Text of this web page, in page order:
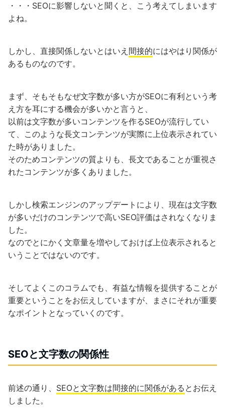
・・・SEOに影響しないと聞くと、こう考えてしまいます
よね。
しかし、直接関係しないとはいえ 間接的にはやはり関係が
あるものなのです。
まず、そもそもなぜ文字数が多い方がSEOに有利という考
え方を耳にする機会が多いかと言うと、
以前は文字数が多いコンテンツを作るSEOが流行してい
て、このような長文コンテンツが実際に上位表示されてい
た時がありました。
そのためコンテンツの質よりも、長文であることが重視さ
れたコンテンツが多くありました。
しかし検索エンジンのアップデートにより、現在は文字数
が多いだけのコンテンツで高いSEO評価はされなくなりま
した。
なのでとにかく文章量を増やしておけば上位表示されると
いうことではないのです。
そしてよくこのコラムでも、有益な情報を提供することが
重要ということをお伝えしていますが、まさにそれが重要
なポイントとなっていくのです。
SEOと文字数の関係性
前述の通り、 SEOと文字数は間接的に関係がある とお伝え
しました。